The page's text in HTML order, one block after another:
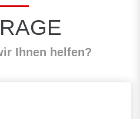
Ihnen helfen?